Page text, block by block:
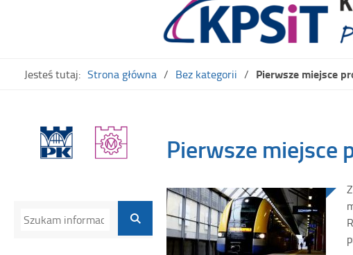
Jesteś tutaj: Strona główna Bez kategorii Pierwsze miejsce
Pierwsze miejsce